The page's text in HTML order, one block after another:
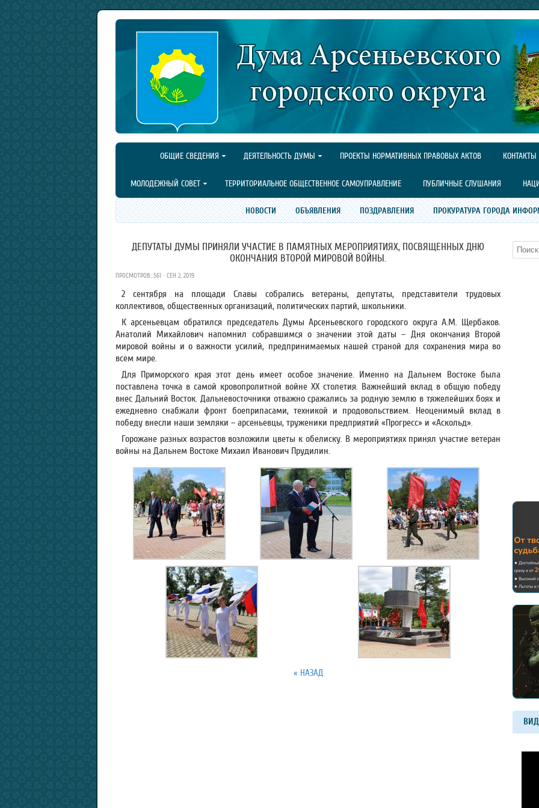
ОБЩИЕ СВЕДЕНИЯ ДЕЯТЕЛЬНОСТЬ ДУМЫ ПРОЕКТЫ НОРМАТИВНЫХ ПРАВОВЫХ АКТОВ КОНТАКТЫ
МОЛОДЕЖНЫЙ СОВЕТ ТЕРРИТОРИАЛЬНОЕ ОБЩЕСТВЕННОЕ САМОУПРАВЛЕНИЕ ПУБЛИЧНЫЕ СЛУШАНИЯ
НОВОСТИ ОБЪЯВЛЕНИЯ ПОЗДРАВЛЕНИЯ ПРОКУРАТУРА ГОРОДА
ДЕПУТАТЫ ДУМЫ ПРИНЯЛИ УЧАСТИЕ В ПАМЯТНЫХ МЕРОПРИЯТИЯХ, ПОСВЯЩЕННЫХ ДНЮ
ОКОНЧАНИЯ ВТОРОЙ МИРОВОЙ ВОЙНЫ.
ПРОСМОТРОВ: 561 · СЕН 2, 2019
2 сентября на площади Славы собрались ветераны, депутаты, представители трудовых
коллективов, общественных организаций, политических партий, школьники.
К арсеньевцам обратился председатель Думы Арсеньевского городского округа А.М. Щербаков.
Анатолий Михайлович напомнил собравшимся о значении этой даты – Дня окончания Второй
мировой войны и о важности усилий, предпринимаемых нашей страной для сохранения мира во
всем мире.
Для Приморского края этот день имеет особое значение. Именно на Дальнем Востоке была
поставлена точка в самой кровопролитной войне XX столетия. Важнейший вклад в общую победу
внес Дальний Восток. Дальневосточники отважно сражались за родную землю в тяжелейших боях и
ежедневно снабжали фронт боеприпасами, техникой и продовольствием. Неоценимый вклад в
победу внесли наши земляки – арсеньевцы, труженики предприятий «Прогресс» и «Аскольд».
Горожане разных возрастов возложили цветы к обелиску. В мероприятиях принял участие ветеран
войны на Дальнем Востоке Михаил Иванович Прудилин.
« НАЗАД
Поиск